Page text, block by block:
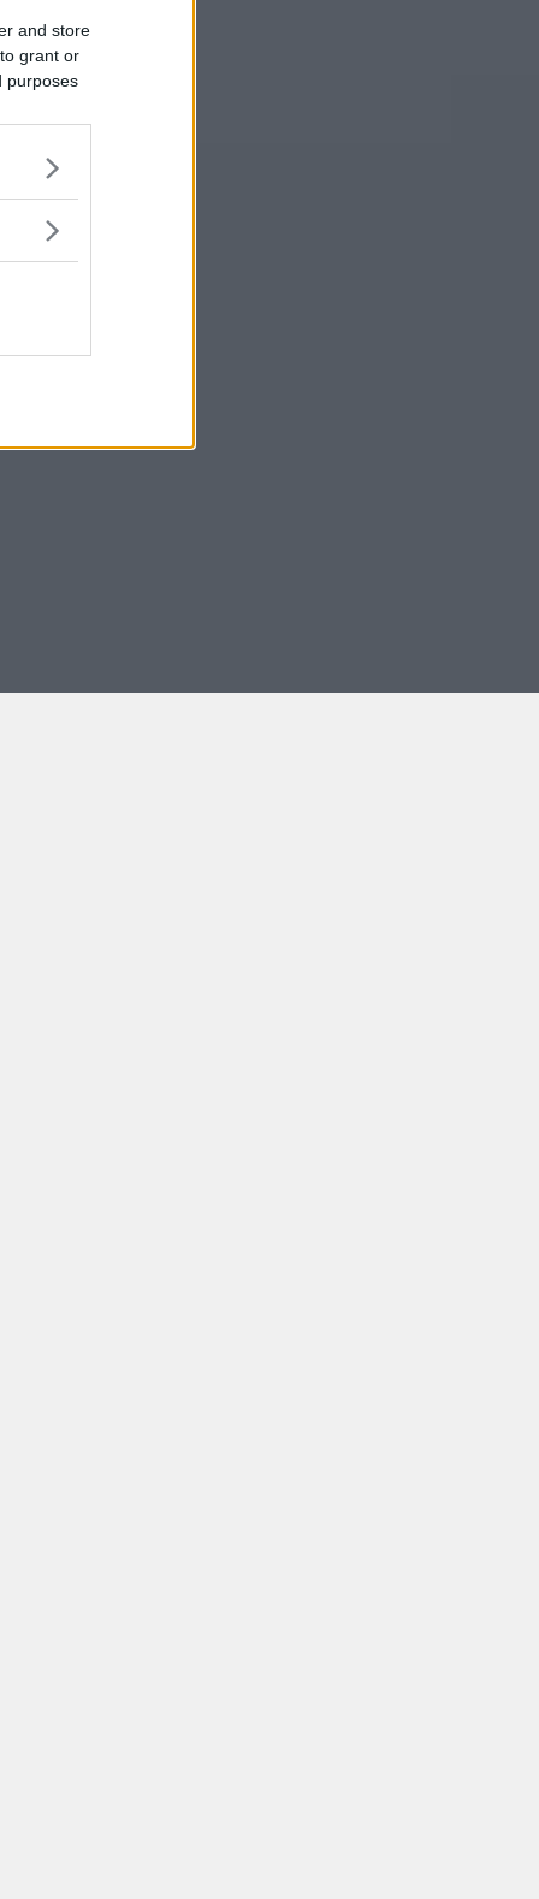
and store
grant or
purposes